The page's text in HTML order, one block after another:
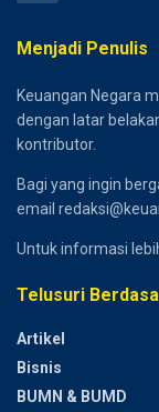
Menjadi Penulis
Keuangan Negara
dengan latar
kontributor.
Bagi yang ingin
email
Untuk informasi
Telusuri
Artikel
Bisnis
BUMN & BUMD